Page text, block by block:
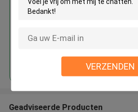
VERZENDEN
Farmaceutische
Doorgaan
Geadviseerde Producten